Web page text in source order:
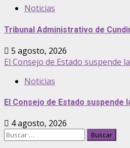
Noticias
Tribunal Administrativo de
5 agosto, 2026
El Consejo de Estado suspende
Noticias
El Consejo de Estado
4 agosto, 2026
Buscar: